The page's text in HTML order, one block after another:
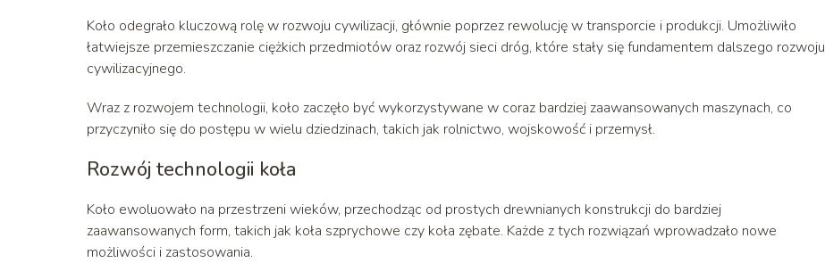
Koło odegrało kluczową rolę w rozwoju cywilizacji, głównie poprzez rewolucję w transporcie i produkcji. Umożliwiło
łatwiejsze przemieszczanie ciężkich przedmiotów oraz rozwój sieci dróg, które stały się fundamentem dalszego rozwoju
cywilizacyjnego.
Wraz z rozwojem technologii, koło zaczęło być wykorzystywane w coraz bardziej zaawansowanych maszynach, co
przyczyniło się do postępu w wielu dziedzinach, takich jak rolnictwo, wojskowość i przemysł.
Rozwój technologii koła
Koło ewoluowało na przestrzeni wieków, przechodząc od prostych drewnianych konstrukcji do bardziej
zaawansowanych form, takich jak koła szprychowe czy koła zębate. Każde z tych rozwiązań wprowadzało nowe
możliwości i zastosowania.